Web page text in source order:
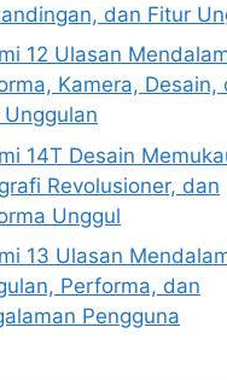
dan Fitur
12 Ulasan
Kamera, Desain,
Unggulan
14T Desain
Revolusioner, dan
Unggul
13 Ulasan
Performa, dan
Pengguna